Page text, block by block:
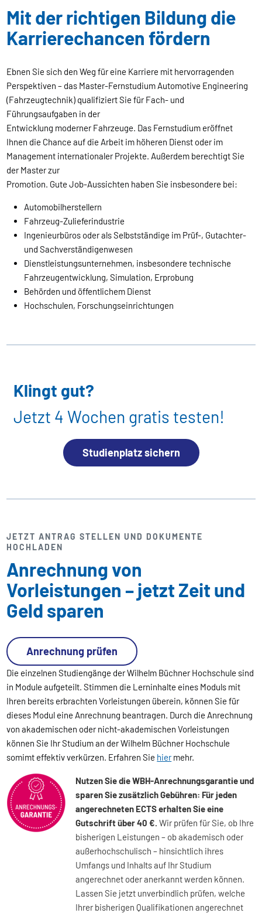
Mit der richtigen Bildung die
Karrierechancen fördern
Ebnen Sie sich den Weg für eine Karriere mit hervorragenden
Perspektiven – das Master-Fernstudium Automotive Engineering
(Fahrzeugtechnik) qualifiziert Sie für Fach- und
Führungsaufgaben in der
Entwicklung moderner Fahrzeuge. Das Fernstudium eröffnet
Ihnen die Chance auf die Arbeit im höheren Dienst oder im
Management internationaler Projekte. Außerdem berechtigt Sie
der Master zur
Promotion. Gute Job-Aussichten haben Sie insbesondere bei:
Automobilherstellern
Fahrzeug-Zulieferindustrie
Ingenieurbüros oder als Selbstständige im Prüf-, Gutachter-
und Sachverständigenwesen
Dienstleistungsunternehmen, insbesondere technische
Fahrzeugentwicklung, Simulation, Erprobung
Behörden und öffentlichem Dienst
Hochschulen, Forschungseinrichtungen
Klingt gut?
Jetzt 4 Wochen gratis testen!
Studienplatz sichern
JETZT ANTRAG STELLEN UND DOKUMENTE
HOCHLADEN
Anrechnung von
Vorleistungen – jetzt Zeit und
Geld sparen
Die einzelnen Studiengänge der Wilhelm Büchner Hochschule sind
in Module aufgeteilt. Stimmen die Lerninhalte eines Moduls mit
Ihren bereits erbrachten Vorleistungen überein, können Sie für
dieses Modul eine Anrechnung beantragen. Durch die Anrechnung
von akademischen oder nicht-akademischen Vorleistungen
können Sie Ihr Studium an der Wilhelm Büchner Hochschule
somimt effektiv verkürzen. Erfahren Sie hiermehr.
Nutzen Sie die WBH-Anrechnungsgarantie und
sparen Sie zusätzlich Gebühren: Für jeden
angerechneten ECTS erhalten Sie eine
Gutschrift über 40 €.Wir prüfen für Sie, ob Ihre
bisherigen Leistungen – ob akademisch oder
außerhochschulisch – hinsichtlich ihres
Umfangs und Inhalts auf Ihr Studium
angerechnet oder anerkannt werden können.
Lassen Sie jetzt unverbindlich prüfen, welche
Ihrer bisherigen Qualifikationen angerechnet
Anrechnung prüfen